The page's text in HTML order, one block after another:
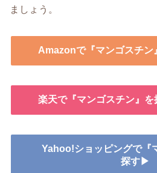
ましょう。
Amazonで『マンゴスチ
楽天で『マンゴスチン』
Yahoo!ショッピングで『
探す▶